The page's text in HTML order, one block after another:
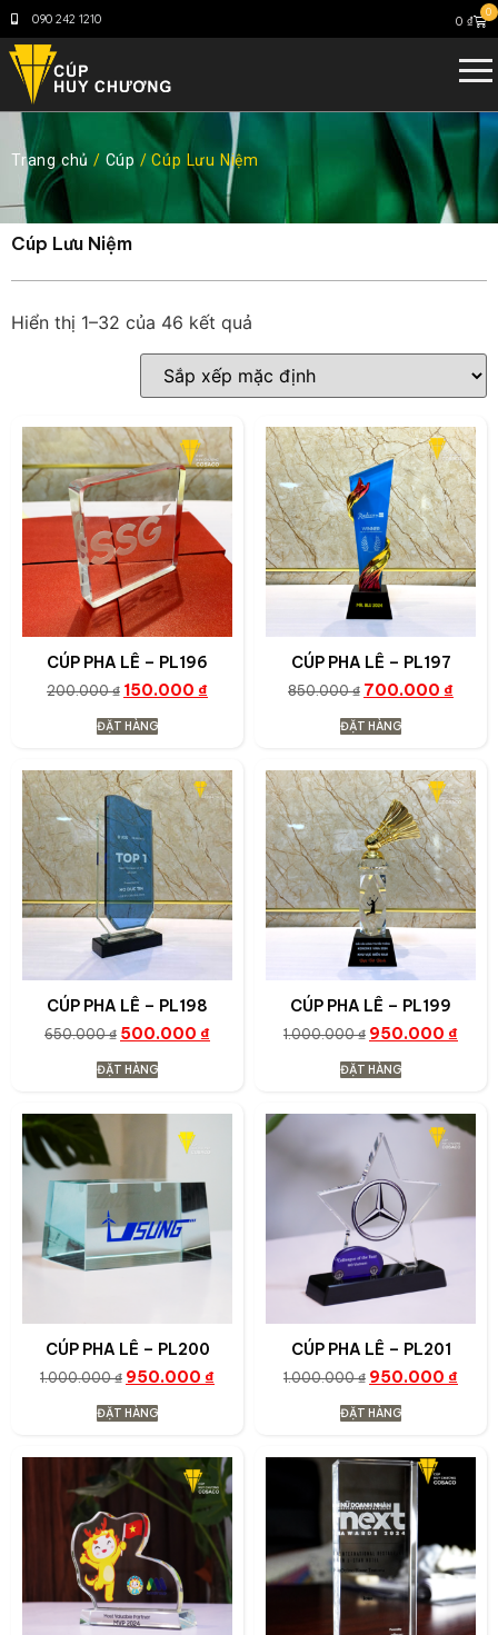
090 242 1210 0 ₫
0
Trang chủ / Cúp / Cúp Lưu Niệm
Cúp Lưu Niệm
Hiển thị 1–32 của 46 kết quả
CÚP PHA LÊ – PL196
200.000₫ 150.000 ₫
ĐẶT HÀNG
CÚP PHA LÊ – PL197
850.000₫ 700.000 ₫
ĐẶT HÀNG
CÚP PHA LÊ – PL198
650.000₫ 500.000 ₫
ĐẶT HÀNG
CÚP PHA LÊ – PL199
1.000.000₫ 950.000 ₫
ĐẶT HÀNG
CÚP PHA LÊ – PL200
1.000.000₫ 950.000 ₫
ĐẶT HÀNG
CÚP PHA LÊ – PL201
1.000.000₫ 950.000 ₫
ĐẶT HÀNG